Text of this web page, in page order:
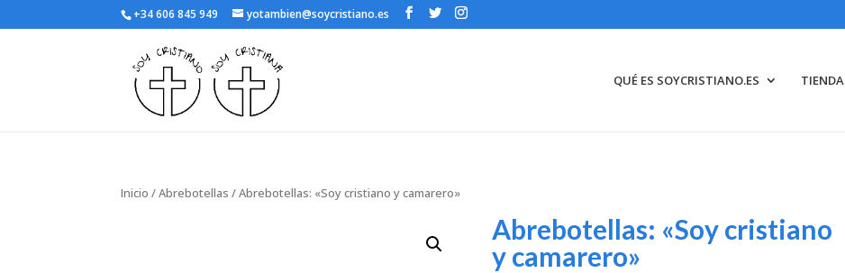
+34 606 845 949 yotambien@soycristiano.es
QUÉ ES SOYCRISTIANO.ES TIENDA
Inicio /Abrebotellas / Abrebotellas: «Soy cristiano y camarero»
Abrebotellas: «Soy cristiano
y camarero»